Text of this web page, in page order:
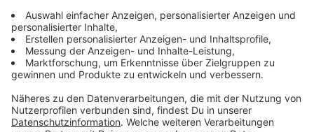
Angriffs und weiterer Delikte verantworten müssen.
Das Verkehrskommissariat hat Ermittlungen
aufgenommen.
(Foto: Symbolbild)
Anzeige